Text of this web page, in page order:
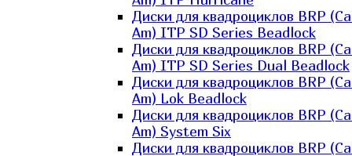
Диски для квадроциклов BRP
Am) ITP SD Series Beadlock
Диски для квадроциклов BRP
Am) ITP SD Series Dual Beadlock
Диски для квадроциклов BRP
Am) Lok Beadlock
Диски для квадроциклов BRP
Am) System Six
Диски для квадроциклов BRP